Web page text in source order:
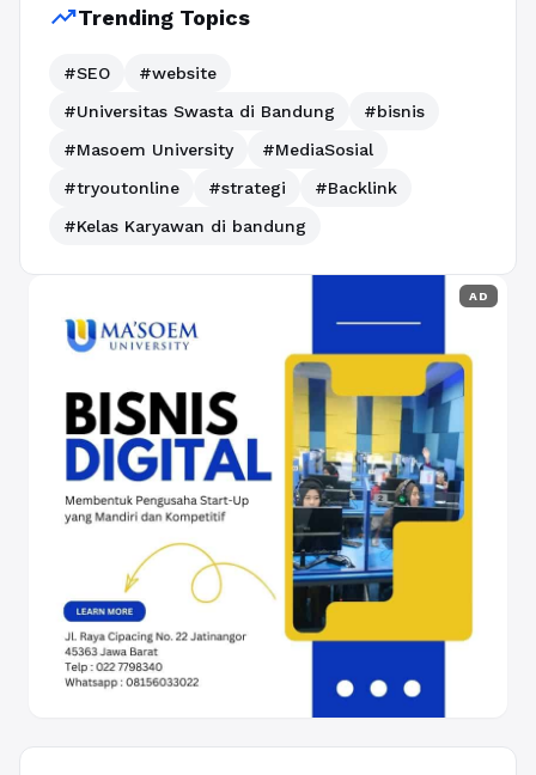
trending_upTrending Topics
#SEO
#website
#Universitas Swasta di Bandung
#bisnis
#Masoem University
#MediaSosial
#tryoutonline
#strategi
#Backlink
#Kelas Karyawan di bandung
AD